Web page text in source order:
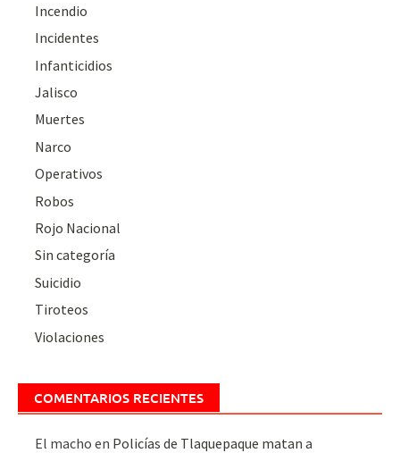
Incendio
Incidentes
Infanticidios
Jalisco
Muertes
Narco
Operativos
Robos
Rojo Nacional
Sin categoría
Suicidio
Tiroteos
Violaciones
COMENTARIOS RECIENTES
El macho en Policías de Tlaquepaque matan a